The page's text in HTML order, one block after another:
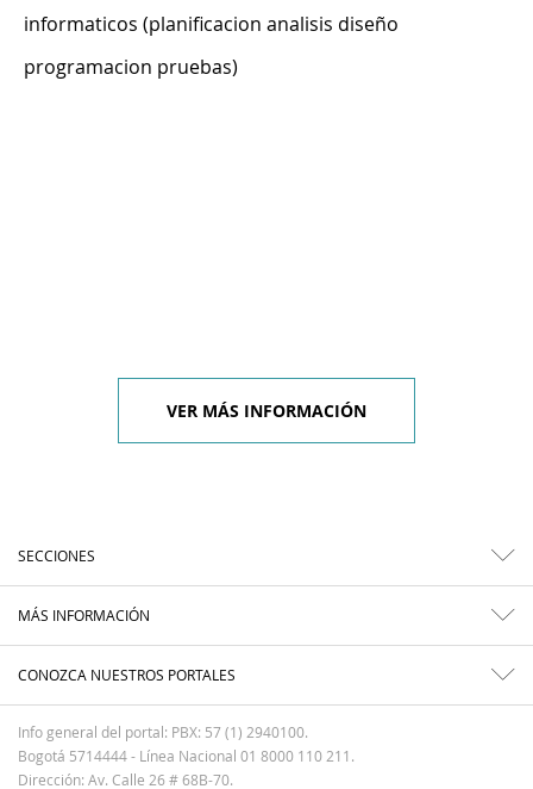
informaticos (planificacion analisis diseño
programacion pruebas)
VER MÁS INFORMACIÓN
SECCIONES
MÁS INFORMACIÓN
CONOZCA NUESTROS PORTALES
Info general del portal: PBX: 57 (1) 2940100.
Bogotá 5714444 - Línea Nacional 01 8000 110 211.
Dirección: Av. Calle 26 # 68B-70.